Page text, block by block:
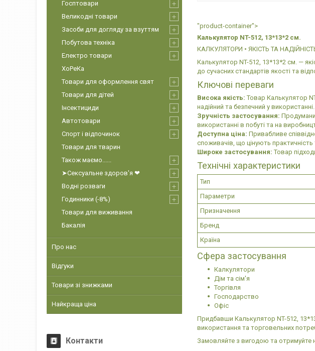
"product-container">
Калькулятор NT-512, 13*13*2 см.
КАЛКУЛЯТОРИ • ЯКІСТЬ ТА
Калькулятор NT-512, 13*13*2 см. —
до сучасних стандартів якості та
Ключові переваги
Висока якість: Товар Калькулятор
надійний та безпечний у використанні.
Зручність застосування:
використанні в побуті та на
Доступна ціна: Привабливе
споживачів, що цінують
Широке застосування: Товар
Технічні характеристики
Тип
Параметри
Призначення
Бренд
Країна
Сфера застосування
Калкулятори
Дім та сім'я
Торгівля
Господарство
Офіс
Придбавши Калькулятор NT-512,
використання та торговельних
Замовляйте з вигодою та отримуйте
Госптовари
Великодні товари
Засоби для догляду за взуттям
Побутова техніка
Електро товари
ХоРеКа
Товари для оформлення свят
Товари для дітей
Інсектициди
Автотовари
Спорт і відпочинок
Товари для тварин
Також маємо......
➤Сексуальне здоров'я ❤
Водні розваги
Годинники (-8%)
Товари для виживання
Бакалія
Про нас
Відгуки
Товари зі знижками
Найкраща ціна
Контакти